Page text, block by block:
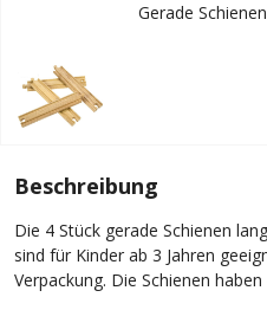
Gerade
Beschreibung
Die 4 Stück gerade Schienen
sind für Kinder ab 3 Jahren
Verpackung. Die Schienen